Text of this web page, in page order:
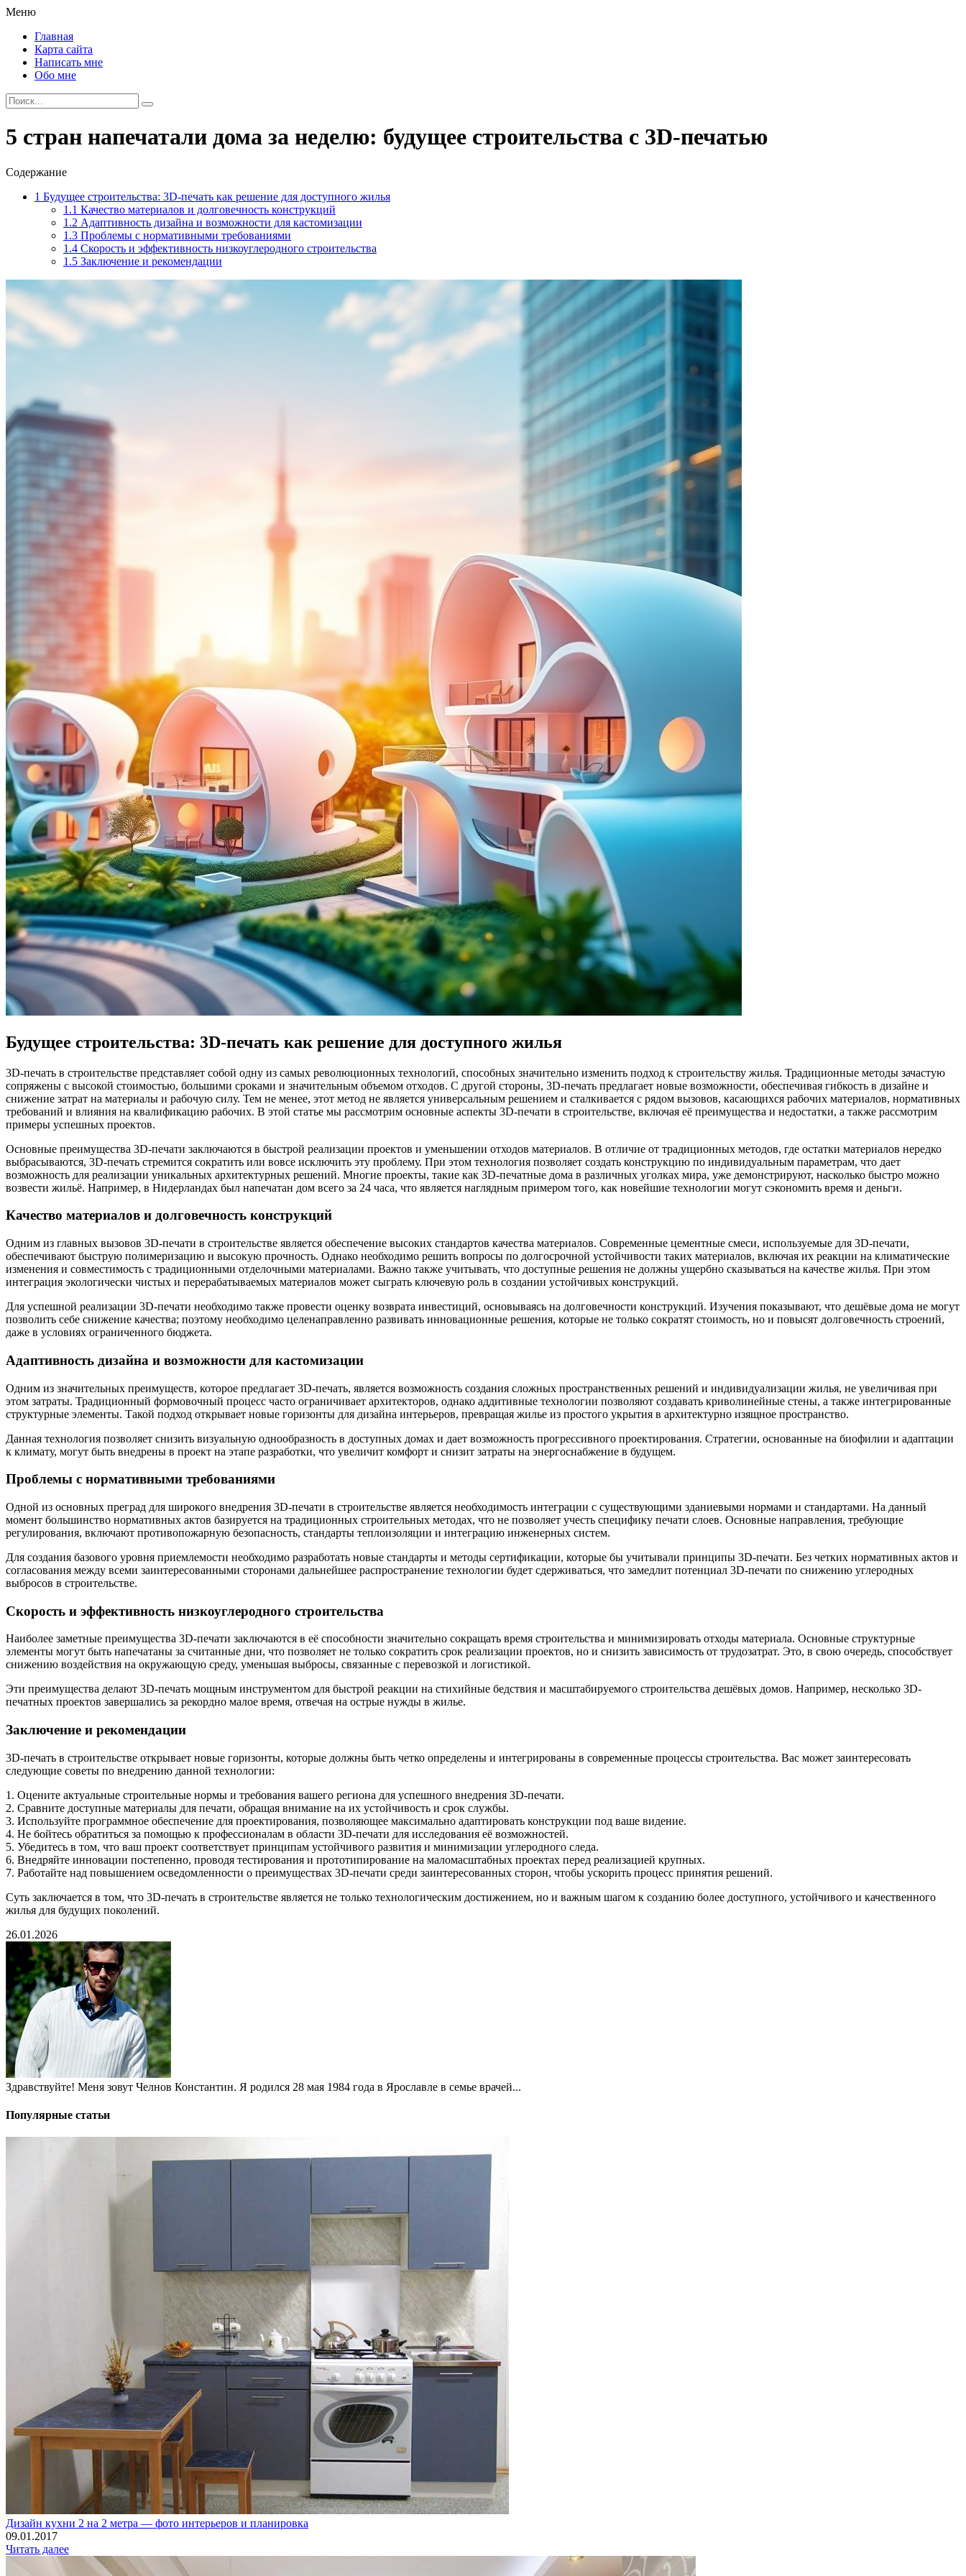
Меню
Главная
Карта сайта
Написать мне
Обо мне
5 стран напечатали дома за неделю: будущее строительства с 3D-печатью
Содержание
1 Будущее строительства: 3D-печать как решение для доступного жилья
1.1 Качество материалов и долговечность конструкций
1.2 Адаптивность дизайна и возможности для кастомизации
1.3 Проблемы с нормативными требованиями
1.4 Скорость и эффективность низкоуглеродного строительства
1.5 Заключение и рекомендации
Будущее строительства: 3D-печать как решение для доступного жилья
3D-печать в строительстве представляет собой одну из самых революционных технологий, способных значительно изменить подход к строительству жилья. Традиционные методы зачастую
сопряжены с высокой стоимостью, большими сроками и значительным объемом отходов. С другой стороны, 3D-печать предлагает новые возможности, обеспечивая гибкость в дизайне и
снижение затрат на материалы и рабочую силу. Тем не менее, этот метод не является универсальным решением и сталкивается с рядом вызовов, касающихся рабочих материалов, нормативных
требований и влияния на квалификацию рабочих. В этой статье мы рассмотрим основные аспекты 3D-печати в строительстве, включая её преимущества и недостатки, а также рассмотрим
примеры успешных проектов.
Основные преимущества 3D-печати заключаются в быстрой реализации проектов и уменьшении отходов материалов. В отличие от традиционных методов, где остатки материалов нередко
выбрасываются, 3D-печать стремится сократить или вовсе исключить эту проблему. При этом технология позволяет создать конструкцию по индивидуальным параметрам, что дает
возможность для реализации уникальных архитектурных решений. Многие проекты, такие как 3D-печатные дома в различных уголках мира, уже демонстрируют, насколько быстро можно
возвести жильё. Например, в Нидерландах был напечатан дом всего за 24 часа, что является наглядным примером того, как новейшие технологии могут сэкономить время и деньги.
Качество материалов и долговечность конструкций
Одним из главных вызовов 3D-печати в строительстве является обеспечение высоких стандартов качества материалов. Современные цементные смеси, используемые для 3D-печати,
обеспечивают быструю полимеризацию и высокую прочность. Однако необходимо решить вопросы по долгосрочной устойчивости таких материалов, включая их реакции на климатические
изменения и совместимость с традиционными отделочными материалами. Важно также учитывать, что доступные решения не должны ущербно сказываться на качестве жилья. При этом
интеграция экологически чистых и перерабатываемых материалов может сыграть ключевую роль в создании устойчивых конструкций.
Для успешной реализации 3D-печати необходимо также провести оценку возврата инвестиций, основываясь на долговечности конструкций. Изучения показывают, что дешёвые дома не могут
позволить себе снижение качества; поэтому необходимо целенаправленно развивать инновационные решения, которые не только сократят стоимость, но и повысят долговечность строений,
даже в условиях ограниченного бюджета.
Адаптивность дизайна и возможности для кастомизации
Одним из значительных преимуществ, которое предлагает 3D-печать, является возможность создания сложных пространственных решений и индивидуализации жилья, не увеличивая при
этом затраты. Традиционный формовочный процесс часто ограничивает архитекторов, однако аддитивные технологии позволяют создавать криволинейные стены, а также интегрированные
структурные элементы. Такой подход открывает новые горизонты для дизайна интерьеров, превращая жилье из простого укрытия в архитектурно изящное пространство.
Данная технология позволяет снизить визуальную однообразность в доступных домах и дает возможность прогрессивного проектирования. Стратегии, основанные на биофилии и адаптации
к климату, могут быть внедрены в проект на этапе разработки, что увеличит комфорт и снизит затраты на энергоснабжение в будущем.
Проблемы с нормативными требованиями
Одной из основных преград для широкого внедрения 3D-печати в строительстве является необходимость интеграции с существующими зданиевыми нормами и стандартами. На данный
момент большинство нормативных актов базируется на традиционных строительных методах, что не позволяет учесть специфику печати слоев. Основные направления, требующие
регулирования, включают противопожарную безопасность, стандарты теплоизоляции и интеграцию инженерных систем.
Для создания базового уровня приемлемости необходимо разработать новые стандарты и методы сертификации, которые бы учитывали принципы 3D-печати. Без четких нормативных актов и
согласования между всеми заинтересованными сторонами дальнейшее распространение технологии будет сдерживаться, что замедлит потенциал 3D-печати по снижению углеродных
выбросов в строительстве.
Скорость и эффективность низкоуглеродного строительства
Наиболее заметные преимущества 3D-печати заключаются в её способности значительно сокращать время строительства и минимизировать отходы материала. Основные структурные
элементы могут быть напечатаны за считанные дни, что позволяет не только сократить срок реализации проектов, но и снизить зависимость от трудозатрат. Это, в свою очередь, способствует
снижению воздействия на окружающую среду, уменьшая выбросы, связанные с перевозкой и логистикой.
Эти преимущества делают 3D-печать мощным инструментом для быстрой реакции на стихийные бедствия и масштабируемого строительства дешёвых домов. Например, несколько 3D-
печатных проектов завершались за рекордно малое время, отвечая на острые нужды в жилье.
Заключение и рекомендации
3D-печать в строительстве открывает новые горизонты, которые должны быть четко определены и интегрированы в современные процессы строительства. Вас может заинтересовать
следующие советы по внедрению данной технологии:
1. Оцените актуальные строительные нормы и требования вашего региона для успешного внедрения 3D-печати.
2. Сравните доступные материалы для печати, обращая внимание на их устойчивость и срок службы.
3. Используйте программное обеспечение для проектирования, позволяющее максимально адаптировать конструкции под ваше видение.
4. Не бойтесь обратиться за помощью к профессионалам в области 3D-печати для исследования её возможностей.
5. Убедитесь в том, что ваш проект соответствует принципам устойчивого развития и минимизации углеродного следа.
6. Внедряйте инновации постепенно, проводя тестирования и прототипирование на маломасштабных проектах перед реализацией крупных.
7. Работайте над повышением осведомленности о преимуществах 3D-печати среди заинтересованных сторон, чтобы ускорить процесс принятия решений.
Суть заключается в том, что 3D-печать в строительстве является не только технологическим достижением, но и важным шагом к созданию более доступного, устойчивого и качественного
жилья для будущих поколений.
26.01.2026
Здравствуйте! Меня зовут Челнов Константин. Я родился 28 мая 1984 года в Ярославле в семье врачей...
Популярные статьи
Дизайн кухни 2 на 2 метра — фото интерьеров и планировка
09.01.2017
Читать далее